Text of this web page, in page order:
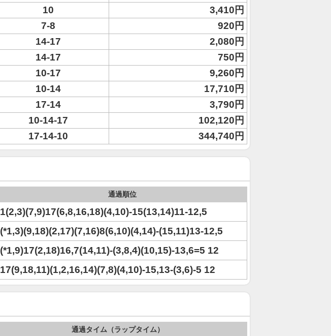
10
3,410円
7-8
920円
14-17 2,080円
14-17
750円
10-17
9,260円
10-14
17,710円
17-14
3,790円
10-14-17
102,120円
17-14-10 344,740円
通過順位
1(2,3)(7,9)17(6,8,16,18)(4,10)-15(13,14)11-12,5
(*1,3)(9,18)(2,17)(7,16)8(6,10)(4,14)-(15,11)13-12,5
(*1,9)17(2,18)16,7(14,11)-(3,8,4)(10,15)-13,6=5 12
17(9,18,11)(1,2,16,14)(7,8)(4,10)-15,13-(3,6)-5 12
通過タイム（ラップタイム）